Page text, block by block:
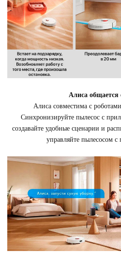
Алиса общается
Алиса совместима с
Синхронизируйте пылесос с
создавайте удобные сценарии и
управляйте пылесосом с